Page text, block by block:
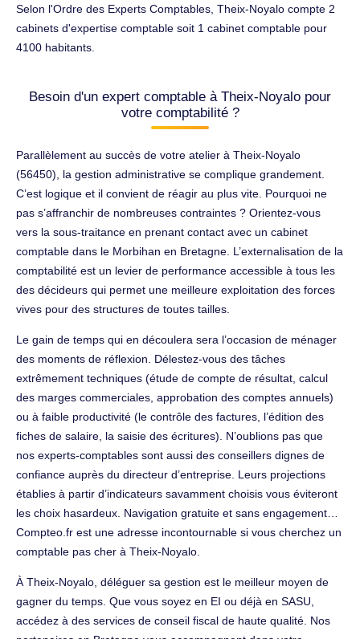
Selon l'Ordre des Experts Comptables, Theix-Noyalo compte 2
cabinets d'expertise comptable soit 1 cabinet comptable pour
4100 habitants.
Besoin d'un expert comptable à Theix-Noyalo pour
votre comptabilité ?
Parallèlement au succès de votre atelier à Theix-Noyalo
(56450), la gestion administrative se complique grandement.
C’est logique et il convient de réagir au plus vite. Pourquoi ne
pas s’affranchir de nombreuses contraintes ? Orientez-vous
vers la sous-traitance en prenant contact avec un cabinet
comptable dans le Morbihan en Bretagne. L’externalisation de la
comptabilité est un levier de performance accessible à tous les
des décideurs qui permet une meilleure exploitation des forces
vives pour des structures de toutes tailles.
Le gain de temps qui en découlera sera l’occasion de ménager
des moments de réflexion. Délestez-vous des tâches
extrêmement techniques (étude de compte de résultat, calcul
des marges commerciales, approbation des comptes annuels)
ou à faible productivité (le contrôle des factures, l’édition des
fiches de salaire, la saisie des écritures). N’oublions pas que
nos experts-comptables sont aussi des conseillers dignes de
confiance auprès du directeur d’entreprise. Leurs projections
établies à partir d’indicateurs savamment choisis vous éviteront
les choix hasardeux. Navigation gratuite et sans engagement…
Compteo.fr est une adresse incontournable si vous cherchez un
comptable pas cher à Theix-Noyalo.
À Theix-Noyalo, déléguer sa gestion est le meilleur moyen de
gagner du temps. Que vous soyez en EI ou déjà en SASU,
accédez à des services de conseil fiscal de haute qualité. Nos